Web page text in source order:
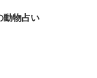
動物占い